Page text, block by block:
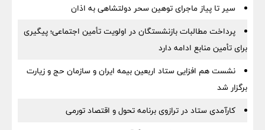
سیر تا پیاز ماجرای توهین سحر دولتشاهی به اذان
پرداخت مطالبات بازنشستگان در اولویت تأمین اجتماعی؛ پیگیری
برای تأمین منابع ادامه دارد
نشست هم افزایی ستاد اربعین بیمه ایران و سازمان حج و زیارت
برگزار شد
کارآمدی ستاد در ترازوی برنامه تحول و اقتصاد تورمی